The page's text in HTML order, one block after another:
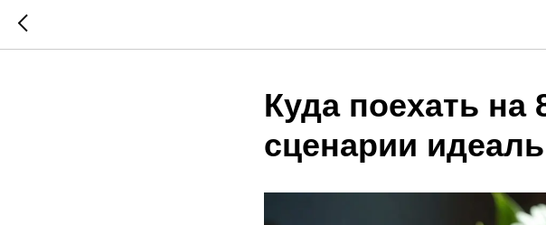
Куда поехать
сценарии